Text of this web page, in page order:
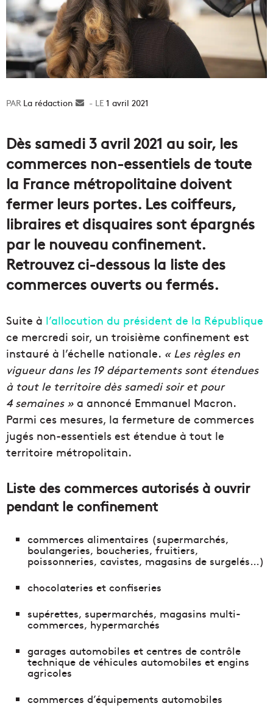
La rédaction
Envoyer1 avril 2021
Dès samedi 3 avril 2021 au soir, les
commerces non-essentiels de toute
la France métropolitaine doivent
fermer leurs portes. Les coiffeurs,
libraires et disquaires sont épargnés
par le nouveau confinement.
Retrouvez ci-dessous la liste des
commerces ouverts ou fermés.
Suite à l’allocution du président de la République
ce mercredi soir, un troisième confinement est
instauré à l’échelle nationale. « Les règles en
vigueur dans les 19 départements sont étendues
à tout le territoire dès samedi soir et pour
4 semaines » a annoncé Emmanuel Macron.
Parmi ces mesures, la fermeture de commerces
jugés non-essentiels est étendue à tout le
territoire métropolitain.
Liste des commerces autorisés à ouvrir
pendant le confinement
commerces alimentaires (supermarchés,
boulangeries, boucheries, fruitiers,
poissonneries, cavistes, magasins de surgelés…)
chocolateries et confiseries
supérettes, supermarchés, magasins multi-
commerces, hypermarchés
garages automobiles et centres de contrôle
technique de véhicules automobiles et engins
agricoles
commerces d’équipements automobiles